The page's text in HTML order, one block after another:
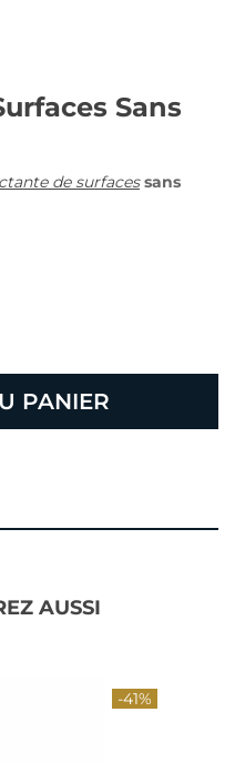
Sans
de surfaces sans
PANIER
AUSSI
-41%